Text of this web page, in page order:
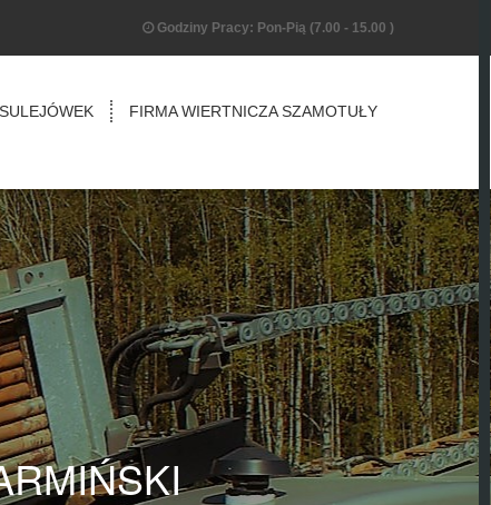
Godziny Pracy: Pon-Pią (7.00 - 15.00 )
FIRMA WIERTNICZA SZAMOTUŁY